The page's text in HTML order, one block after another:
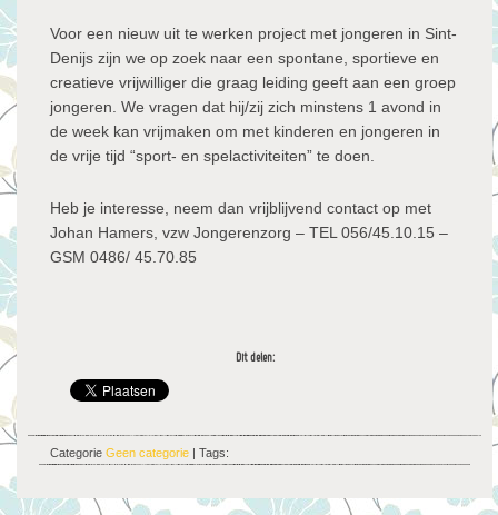
Voor een nieuw uit te werken project met jongeren in Sint-
Denijs zijn we op zoek naar een spontane, sportieve en
creatieve vrijwilliger die graag leiding geeft aan een groep
jongeren. We vragen dat hij/zij zich minstens 1 avond in
de week kan vrijmaken om met kinderen en jongeren in
de vrije tijd “sport- en spelactiviteiten” te doen.
Heb je interesse, neem dan vrijblijvend contact op met
Johan Hamers, vzw Jongerenzorg – TEL 056/45.10.15 –
GSM 0486/ 45.70.85
Dit delen:
Categorie Geen categorie | Tags: